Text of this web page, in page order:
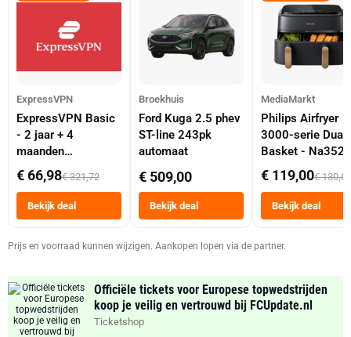
ExpressVPN
ExpressVPN Basic
- 2 jaar + 4
maanden
abonnement
€ 66,98€ 321,72
Bekijk deal
Broekhuis
Ford Kuga 2.5 phev
ST-line 243pk
automaat
€ 509,00
Bekijk deal
MediaMarkt
Philips Airfryer
3000-serie Dual
Basket -
Dubbele Mand 9
Tot 6 Personen
Heteluchtfriteuse
Zwart
€ 119,00€ 130,00
Bekijk deal
Prijs en voorraad kunnen wijzigen. Aankopen lopen via de partner.
Officiële tickets voor Europese topwedstrijden
koop je veilig en vertrouwd bij FCUpdate.nl
Ticketshop